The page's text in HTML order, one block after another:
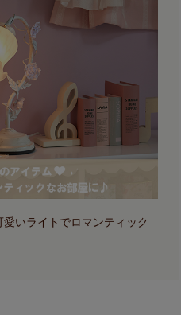
いライトでロマンティック